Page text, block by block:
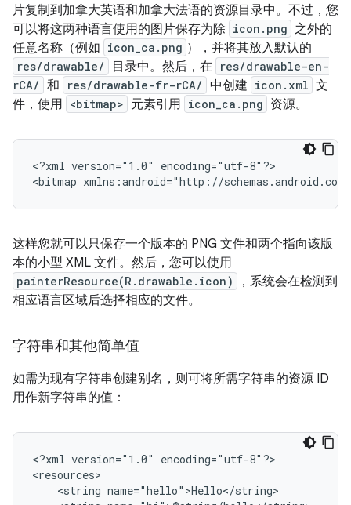
片复制到加拿大英语和加拿大法语的资源目录中。不过，您
可以将这两种语言使用的图片保存为除 icon.png 之外的
任意名称（例如 icon_ca.png ），并将其放入默认的
res/drawable/ 目录中。 然后，在 res/drawable-en-
rCA/ 和 res/drawable-fr-rCA/ 中创建 icon.xml 文
件，使用 <bitmap> 元素引用 icon_ca.png 资源。
<?xml version="1.0"
encoding="utf-8"?>
<bitmap xmlns:android="http://
这样您就可以只保存一个版本的 PNG 文件和两个指向该版
本的小型 XML 文件。然后，您可以使用
painterResource(R.drawable.icon)
，系统会在检测到
相应语言区域后选择相应的文件。
字符串和其他简单值
如需为现有字符串创建别名，则可将所需字符串的资源 ID
用作新字符串的值：
<?xml version="1.0"
encoding="utf-8"?>
<string